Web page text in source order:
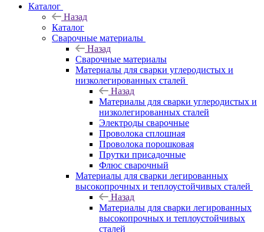
Каталог
Назад
Каталог
Сварочные материалы
Назад
Сварочные материалы
Материалы для сварки углеродистых и
низколегированных сталей
Назад
Материалы для сварки углеродистых и
низколегированных сталей
Электроды сварочные
Проволока сплошная
Проволока порошковая
Прутки присадочные
Флюс сварочный
Материалы для сварки легированных
высокопрочных и теплоустойчивых сталей
Назад
Материалы для сварки легированных
высокопрочных и теплоустойчивых
сталей